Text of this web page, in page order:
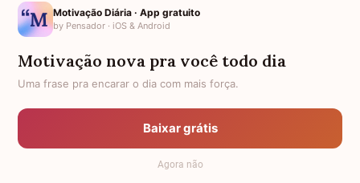
Nomes pelo Mundo
Política de Privacidade
Anuncie
Termos de Uso
Motivação Diária · App gratuito
by Pensador · iOS & Android
Motivação nova pra você todo dia
Uma frase pra encarar o dia com mais força.
Baixar grátis
Agora não